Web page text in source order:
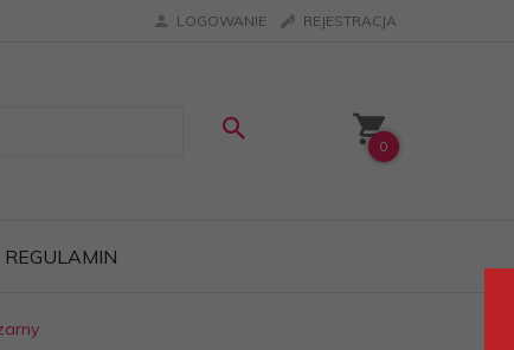
LOGOWANIE REJESTRACJA
0
REGULAMIN